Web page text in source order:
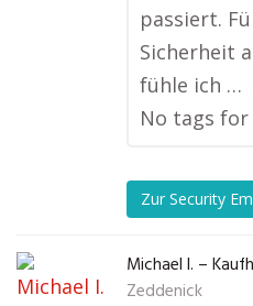
passiert.
Sicherheit
fühle ich …
No tags
Zur Security
Michael I. –
Zeddenick